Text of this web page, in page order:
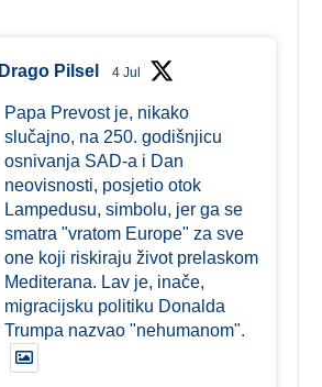
Drago Pilsel 4 Jul
Papa Prevost je, nikako
slučajno, na 250. godišnjicu
osnivanja SAD-a i Dan
neovisnosti, posjetio otok
Lampedusu, simbolu, jer ga se
smatra "vratom Europe" za sve
one koji riskiraju život prelaskom
Mediterana. Lav je, inače,
migracijsku politiku Donalda
Trumpa nazvao "nehumanom".